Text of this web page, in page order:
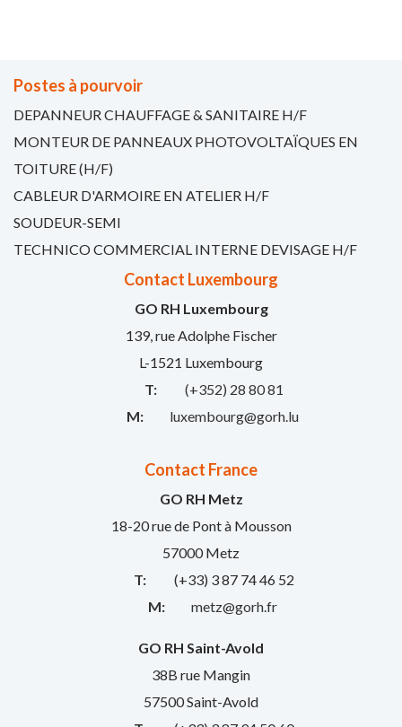
Postes à pourvoir
DEPANNEUR CHAUFFAGE & SANITAIRE H/F
MONTEUR DE PANNEAUX PHOTOVOLTAÏQUES EN
TOITURE (H/F)
CABLEUR D'ARMOIRE EN ATELIER H/F
SOUDEUR-SEMI
TECHNICO COMMERCIAL INTERNE DEVISAGE H/F
Contact Luxembourg
GO RH Luxembourg
139, rue Adolphe Fischer
L-1521 Luxembourg
T:
(+352) 28 80 81
M:
luxembourg@gorh.lu
Contact France
GO RH Metz
18-20 rue de Pont à Mousson
57000 Metz
T:
(+33) 3 87 74 46 52
M:
metz@gorh.fr
GO RH Saint-Avold
38B rue Mangin
57500 Saint-Avold